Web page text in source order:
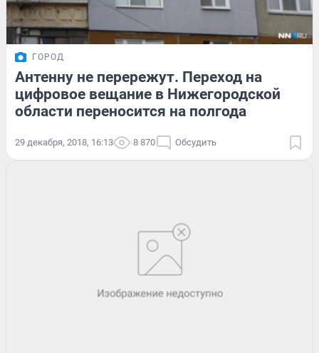
ГОРОД
Антенну не перережут. Переход на
цифровое вещание в Нижегородской
области переносится на полгода
29 декабря, 2018, 16:13 8 870 Обсудить